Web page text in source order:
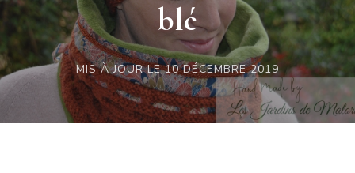
blé
MIS À JOUR LE10 DÉCEMBRE 2019